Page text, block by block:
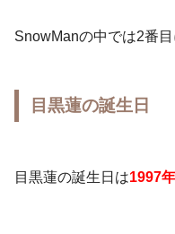
SnowManの中では2番
目黒蓮の誕生日
目黒蓮の誕生日は1997